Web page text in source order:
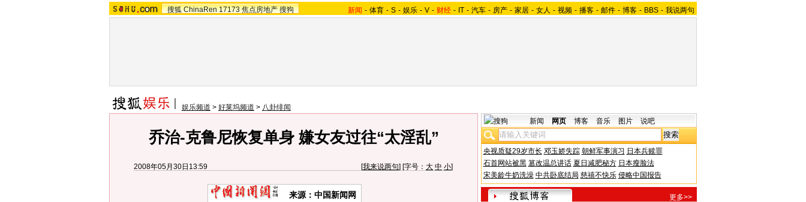
搜狐 ChinaRen 17173 焦点房地产 搜狗 新闻 - 体育 - S - 娱乐 - V - 财经 - IT - 汽车 - 房产 - 家居 - 女人 - 视频 - 播客 - 邮件 - 博客 - BBS - 我说两句
娱乐频道 > 好莱坞频道 > 八卦绯闻
乔治-克鲁尼恢复单身 嫌女友过往“太淫乱”
2008年05月30日13:59 [我来说两句] [字号： 大 中 小]
来源：中国新闻网
新闻 网页 博客 音乐 图片 说吧
央视质疑29岁市长 邓玉娇失踪 朝鲜军事演习 日本兵赎罪
石首网站被黑 篡改温总讲话 夏日减肥秘方 日本瘦脸法
宋美龄牛奶洗澡 中共卧底结局 慈禧不快乐 侵略中国报告
更多>>